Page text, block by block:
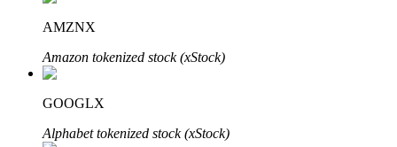
AMZNX
Amazon tokenized stock (xStock)
GOOGLX
Alphabet tokenized stock (xStock)